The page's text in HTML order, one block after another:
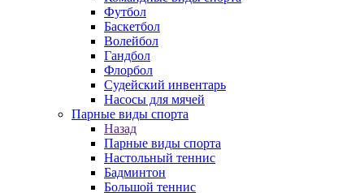
Футбол
Баскетбол
Волейбол
Гандбол
Флорбол
Судейский инвентарь
Насосы для мячей
Парные виды спорта
Назад
Парные виды спорта
Настольный теннис
Бадминтон
Большой теннис